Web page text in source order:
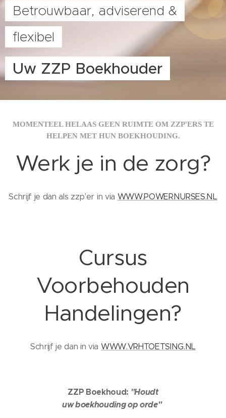
Betrouwbaar, adviserend &
flexibel
Uw ZZP Boekhouder
MOMENTEEL HELAAS GEEN RUIMTE OM ZZP'ERS TE
HELPEN MET HUN BOEKHOUDING.
Werk je in de zorg?
Schrijf je dan als zzp'er in via WWW.POWERNURSES.NL
Cursus
Voorbehouden
Handelingen?
Schrijf je dan in via WWW.VRHTOETSING.NL
ZZP Boekhoud: "Houdt
uw boekhouding op orde"